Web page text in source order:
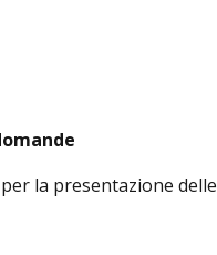
la presentazione